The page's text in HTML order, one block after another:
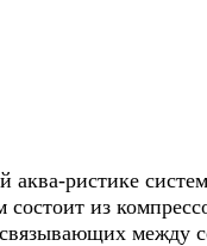
аква-ристике
состоит из
между